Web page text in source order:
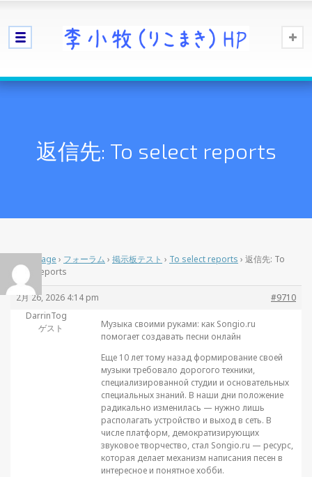
返信先: To select reports
Home Page › フォーラム › 掲示板テスト › To select reports › 返信先: To
select reports
2月 26, 2026 4:14 pm
#9710
DarrinTog
ゲスト
Музыка своими руками: как Songio.ru
помогает создавать песни онлайн
Еще 10 лет тому назад формирование своей
музыки требовало дорогого техники,
специализированной студии и основательных
специальных знаний. В наши дни положение
радикально изменилась — нужно лишь
располагать устройство и выход в сеть. В
числе платформ, демократизирующих
звуковое творчество, стал Songio.ru — ресурс,
которая делает механизм написания песен в
интересное и понятное хобби.